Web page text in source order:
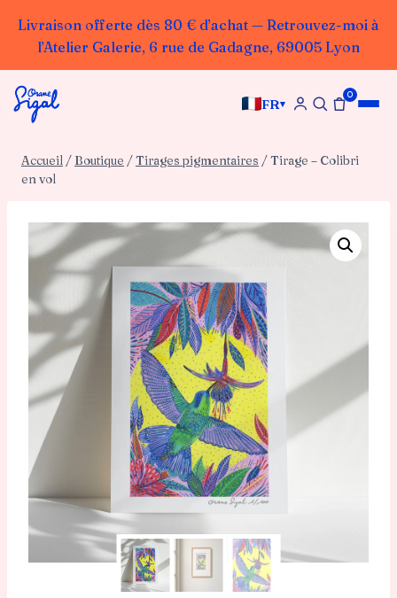
Livraison offerte dès 80 € d’achat — Retrouvez-moi à
l’Atelier Galerie, 6 rue de Gadagne, 69005 Lyon
contenu
FR▾
0
Accueil / Boutique /Tirages pigmentaires /Tirage – Colibri
en vol